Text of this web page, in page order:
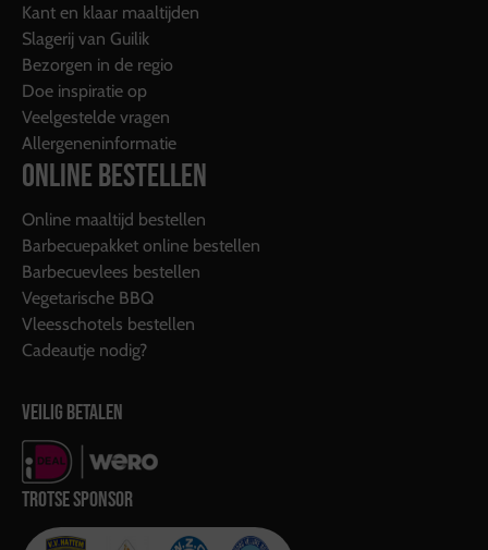
Kant en klaar maaltijden
Slagerij van Guilik
Bezorgen in de regio
Doe inspiratie op
Veelgestelde vragen
Allergeneninformatie
ONLINE BESTELLEN
Online maaltijd bestellen
Barbecuepakket online bestellen
Barbecuevlees bestellen
Vegetarische BBQ
Vleesschotels bestellen
Cadeautje nodig?
VEILIG BETALEN
TROTSE SPONSOR